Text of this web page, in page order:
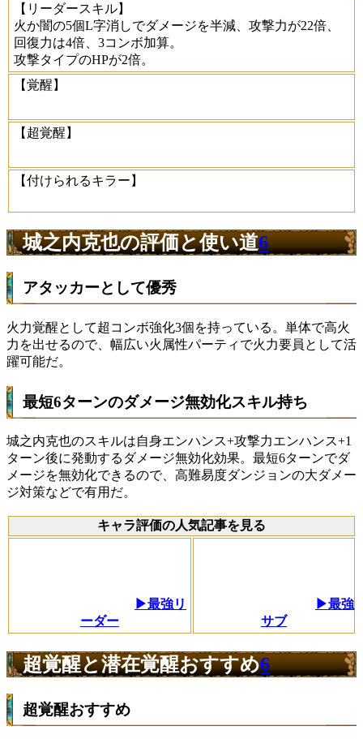
【リーダースキル】
火か闇の5個L字消しでダメージを半減、攻撃力が22倍、
回復力は4倍、3コンボ加算。
攻撃タイプのHPが2倍。
【覚醒】
【超覚醒】
【付けられるキラー】
城之内克也の評価と使い道6
アタッカーとして優秀
火力覚醒として超コンボ強化3個を持っている。単体で高火
力を出せるので、幅広い火属性パーティで火力要員として活
躍可能だ。
最短6ターンのダメージ無効化スキル持ち
城之内克也のスキルは自身エンハンス+攻撃力エンハンス+1
ターン後に発動するダメージ無効化効果。最短6ターンでダ
メージを無効化できるので、高難易度ダンジョンの大ダメー
ジ対策などで有用だ。
キャラ評価の人気記事を見る
▶最強リ
ーダー
▶最強
サブ
超覚醒と潜在覚醒おすすめ6
超覚醒おすすめ